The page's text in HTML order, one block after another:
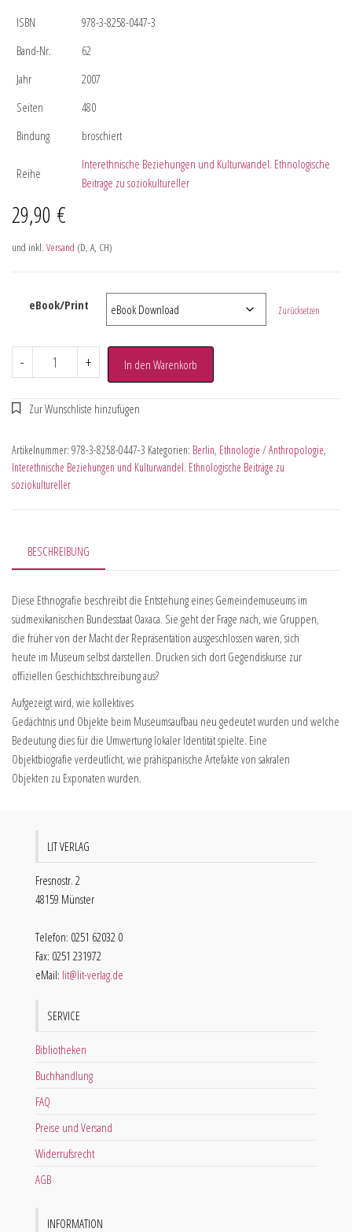
ISBN
978-3-8258-0447-3
Band-Nr.
62
Jahr
2007
Seiten
480
Bindung
broschiert
Reihe
Interethnische Beziehungen und Kulturwandel. Ethnologische
Beiträge zu soziokultureller
29,90 €
und inkl. Versand (D, A, CH)
eBook/Print Zurücksetzen
- + In den Warenkorb
Artikelnummer: 978-3-8258-0447-3 Kategorien: Berlin, Ethnologie / Anthropologie,
Interethnische Beziehungen und Kulturwandel. Ethnologische Beiträge zu
soziokultureller
BESCHREIBUNG
Diese Ethnografie beschreibt die Entstehung eines Gemeindemuseums im
südmexikanischen Bundesstaat Oaxaca. Sie geht der Frage nach, wie Gruppen,
die früher von der Macht der Repräsentation ausgeschlossen waren, sich
heute im Museum selbst darstellen. Drücken sich dort Gegendiskurse zur
offiziellen Geschichtsschreibung aus?
Aufgezeigt wird, wie kollektives
Gedächtnis und Objekte beim Museumsaufbau neu gedeutet wurden und welche
Bedeutung dies für die Umwertung lokaler Identität spielte. Eine
Objektbiografie verdeutlicht, wie prähispanische Artefakte von sakralen
Objekten zu Exponaten wurden.
LIT VERLAG
Fresnostr. 2
48159 Münster
Telefon: 0251 62032 0
Fax: 0251 231972
eMail: lit@lit-verlag.de
SERVICE
Bibliotheken
Buchhandlung
FAQ
Preise und Versand
Widerrufsrecht
AGB
INFORMATION